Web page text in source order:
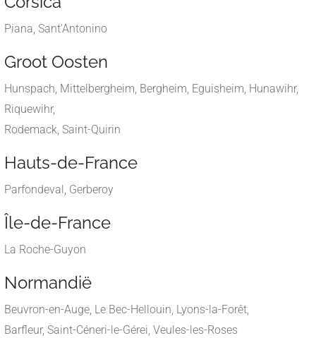
Piana, Sant'Antonino
Groot Oosten
Hunspach, Mittelbergheim, Bergheim, Eguisheim, Hunawihr,
Riquewihr,
Rodemack, Saint-Quirin
Hauts-de-France
Parfondeval, Gerberoy
Île-de-France
La Roche-Guyon
Normandië
Beuvron-en-Auge, Le Bec-Hellouin, Lyons-la-Forêt,
Barfleur, Saint-Céneri-le-Gérei, Veules-les-Roses